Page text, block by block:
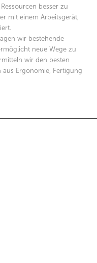
besser zu
mit einem Arbeitsgerät,
wir bestehende
neue Wege zu
wir den besten
Ergonomie, Fertigung